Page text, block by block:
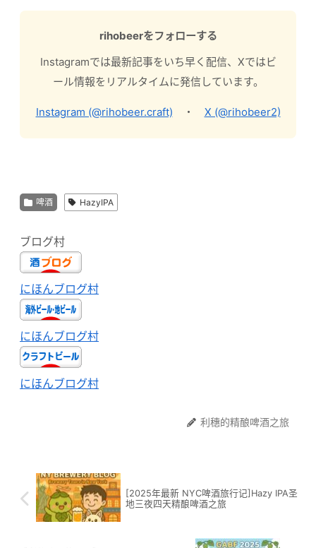
rihobeerをフォローする
Instagramでは最新記事をいち早く配信、Xではビ
ール情報をリアルタイムに発信しています。
Instagram (@rihobeer.craft) ・ X (@rihobeer2)
啤酒 HazyIPA
ブログ村
にほんブログ村
にほんブログ村
にほんブログ村
利穗的精酿啤酒之旅
[2025年最新 NYC啤酒旅行记]Hazy IPA圣
地三夜四天精酿啤酒之旅